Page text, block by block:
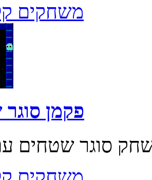
משחקים
פקמן